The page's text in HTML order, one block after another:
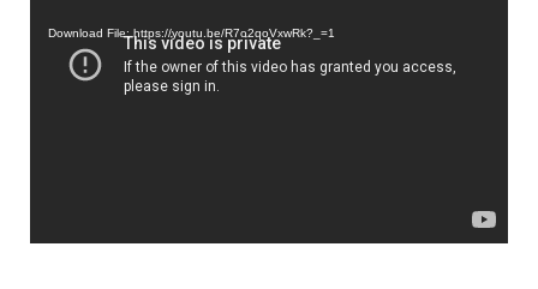
Download File: https://youtu.be/R7o2qoVxwRk?_=1